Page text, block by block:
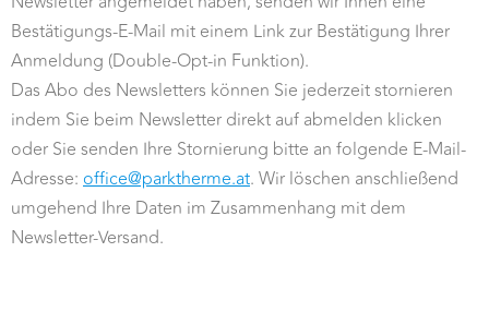
Bestätigungs-E-Mail mit einem Link zur Bestätigung Ihrer
Anmeldung (Double-Opt-in Funktion).
Das Abo des Newsletters können Sie jederzeit stornieren
indem Sie beim Newsletter direkt auf abmelden klicken
oder Sie senden Ihre Stornierung bitte an folgende E-Mail-
Adresse: office@parktherme.at. Wir löschen anschließend
umgehend Ihre Daten im Zusammenhang mit dem
Newsletter-Versand.